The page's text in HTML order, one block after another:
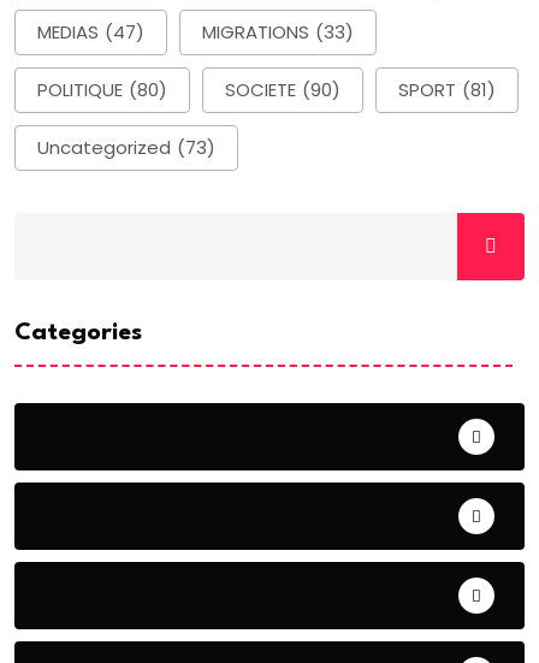
MEDIAS (47) MIGRATIONS (33)
POLITIQUE (80) SOCIETE (90) SPORT (81)
Uncategorized (73)
Categories